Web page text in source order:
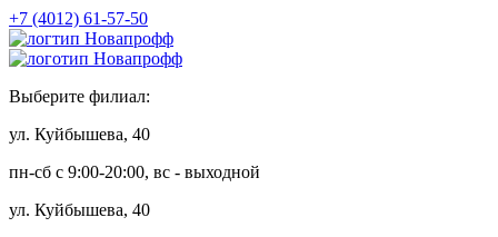
+7 (4012) 61-57-50
Выберите филиал:
ул. Куйбышева, 40
пн-сб с 9:00-20:00, вс - выходной
ул. Куйбышева, 40